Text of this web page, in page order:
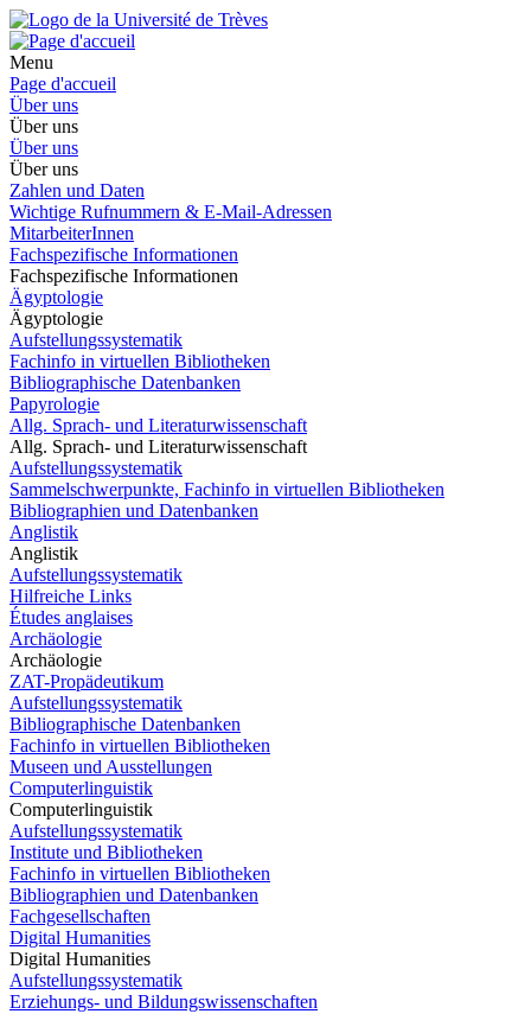
Menu
Page d'accueil
Über uns
Über uns
Über uns
Über uns
Zahlen und Daten
Wichtige Rufnummern & E-Mail-Adressen
MitarbeiterInnen
Fachspezifische Informationen
Fachspezifische Informationen
Ägyptologie
Ägyptologie
Aufstellungssystematik
Fachinfo in virtuellen Bibliotheken
Bibliographische Datenbanken
Papyrologie
Allg. Sprach- und Literaturwissenschaft
Allg. Sprach- und Literaturwissenschaft
Aufstellungssystematik
Sammelschwerpunkte, Fachinfo in virtuellen Bibliotheken
Bibliographien und Datenbanken
Anglistik
Anglistik
Aufstellungssystematik
Hilfreiche Links
Études anglaises
Archäologie
Archäologie
ZAT-Propädeutikum
Aufstellungssystematik
Bibliographische Datenbanken
Fachinfo in virtuellen Bibliotheken
Museen und Ausstellungen
Computerlinguistik
Computerlinguistik
Aufstellungssystematik
Institute und Bibliotheken
Fachinfo in virtuellen Bibliotheken
Bibliographien und Datenbanken
Fachgesellschaften
Digital Humanities
Digital Humanities
Aufstellungssystematik
Erziehungs- und Bildungswissenschaften